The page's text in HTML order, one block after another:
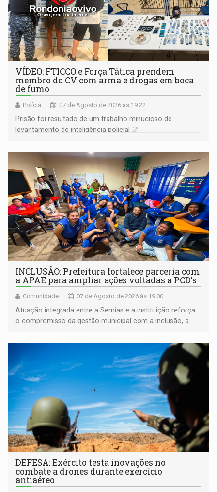
VÍDEO: FTICCO e Força Tática prendem
membro do CV com arma e drogas em boca
de fumo
Polícia 07 de Agosto de 2026 às 19:22
Prisão foi resultado de um trabalho minucioso de
levantamento de inteligência policial
INCLUSÃO: Prefeitura fortalece parceria com
a APAE para ampliar ações voltadas a PCD's
Comunidade 07 de Agosto de 2026 às 19:00
Atuação integrada entre a Semias e a instituição reforça
o compromisso da gestão municipal com a inclusão, a
DEFESA: Exército testa inovações no
combate a drones durante exercício
antiaéreo